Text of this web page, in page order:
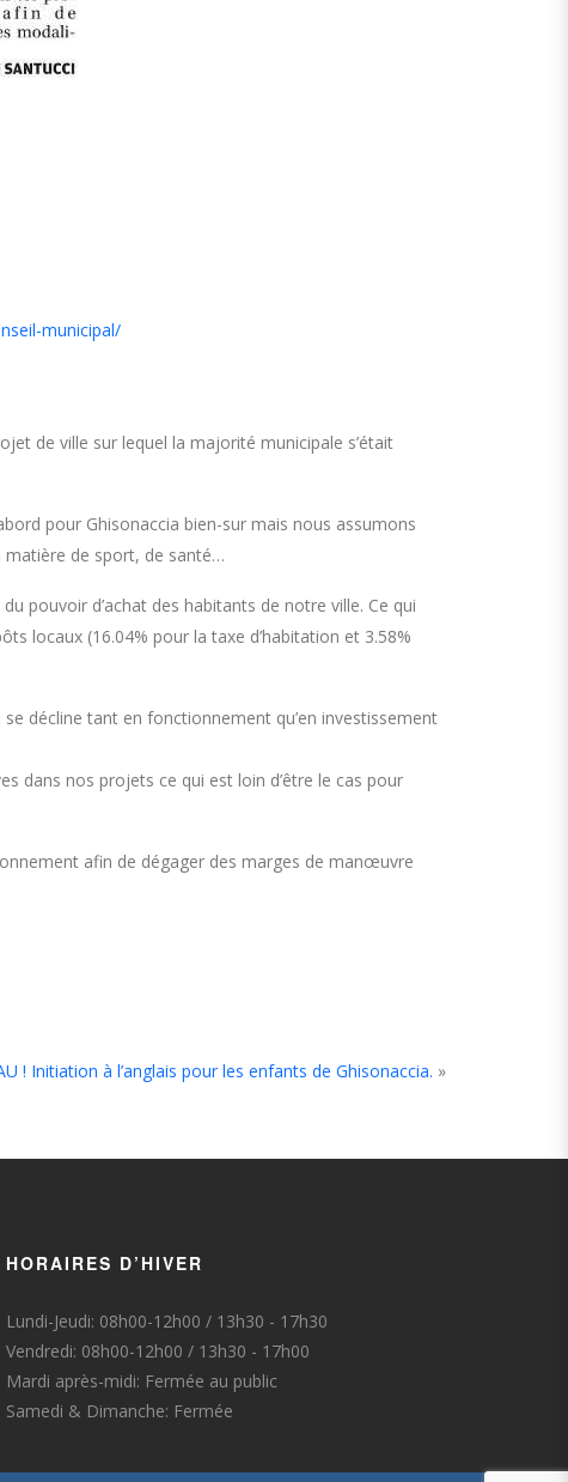
municipal/
de ville sur lequel la majorité municipale s’était
pour Ghisonaccia bien-sur mais nous assumons
matière de sport, de santé…
pouvoir d’achat des habitants de notre ville. Ce qui
locaux (16.04% pour la taxe d’habitation et 3.58%
décline tant en fonctionnement qu’en investissement
dans nos projets ce qui est loin d’être le cas pour
afin de dégager des marges de manœuvre
! Initiation à l’anglais pour les enfants de Ghisonaccia. »
HORAIRES D’HIVER
Lundi-Jeudi: 08h00-12h00 / 13h30 - 17h30
Vendredi: 08h00-12h00 / 13h30 - 17h00
Mardi après-midi: Fermée au public
Samedi & Dimanche: Fermée